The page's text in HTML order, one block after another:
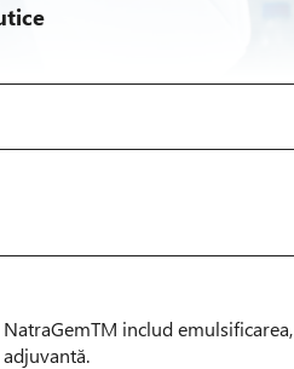
includ emulsificarea,